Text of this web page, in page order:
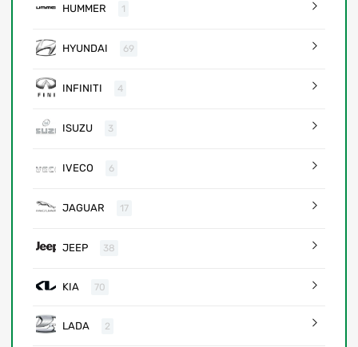
HUMMER 1
HYUNDAI 69
INFINITI 4
ISUZU 3
IVECO 6
JAGUAR 17
JEEP 38
KIA 70
LADA 2